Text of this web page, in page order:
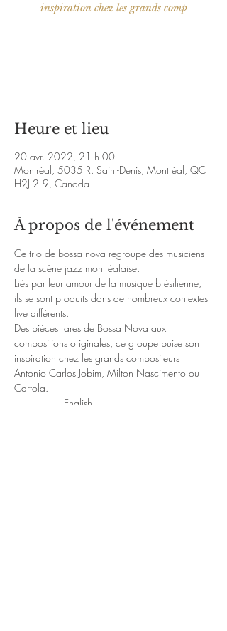
inspiration chez les grands comp
Heure et lieu
20 avr. 2022, 21 h 00
Montréal, 5035 R. Saint-Denis, Montréal, QC
H2J 2L9, Canada
À propos de l'événement
Ce trio de bossa nova regroupe des musiciens
de la scène jazz montréalaise.
Liés par leur amour de la musique brésilienne,
ils se sont produits dans de nombreux contextes
live différents.
Des pièces rares de Bossa Nova aux
compositions originales, ce groupe puise son
inspiration chez les grands compositeurs
Antonio Carlos Jobim, Milton Nascimento ou
Cartola.
__________English